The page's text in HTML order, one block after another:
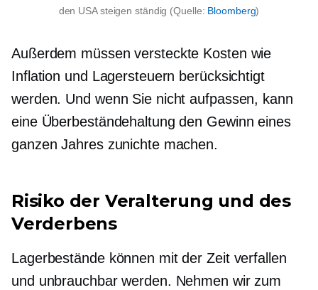
den USA steigen ständig (Quelle: Bloomberg)
Außerdem müssen versteckte Kosten wie
Inflation und Lagersteuern berücksichtigt
werden. Und wenn Sie nicht aufpassen, kann
eine Überbeständehaltung den Gewinn eines
ganzen Jahres zunichte machen.
Risiko der Veralterung und des
Verderbens
Lagerbestände können mit der Zeit verfallen
und unbrauchbar werden. Nehmen wir zum